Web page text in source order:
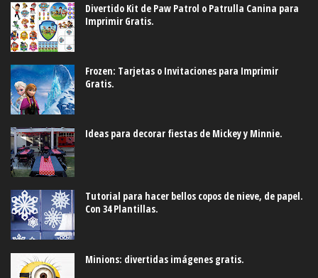
Divertido Kit de Paw Patrol o Patrulla Canina para
Imprimir Gratis.
Frozen: Tarjetas o Invitaciones para Imprimir
Gratis.
Ideas para decorar fiestas de Mickey y Minnie.
Tutorial para hacer bellos copos de nieve, de papel.
Con 34 Plantillas.
Minions: divertidas imágenes gratis.